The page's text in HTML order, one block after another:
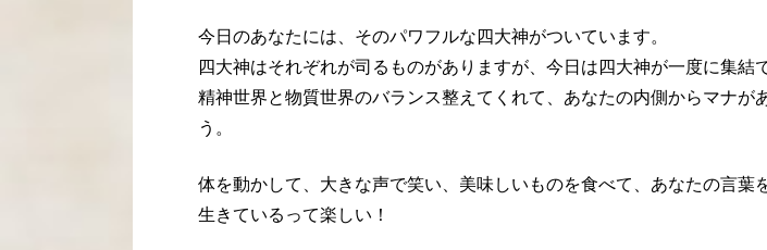
今日のあなたには、そのパワフルな四大神がついています。
四大神はそれぞれが司るものがありますが、今日は四大神が一度に集結
精神世界と物質世界のバランス整えてくれて、あなたの内側からマナが
う。
体を動かして、大きな声で笑い、美味しいものを食べて、あなたの言葉
生きているって楽しい！